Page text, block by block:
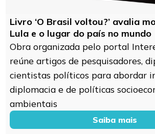
Livro ‘O Brasil voltou?’ avalia
Lula e o lugar do país no mundo
Obra organizada pelo portal
reúne artigos de pesquisadores,
cientistas políticos para abordar
diplomacia e de políticas
ambientais
Saiba mais